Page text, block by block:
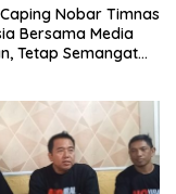
Nobar Timnas
Bersama Media
Tetap Semangat